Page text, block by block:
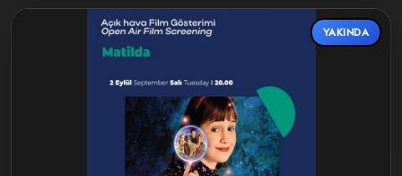
YAKINDA
Detaylar